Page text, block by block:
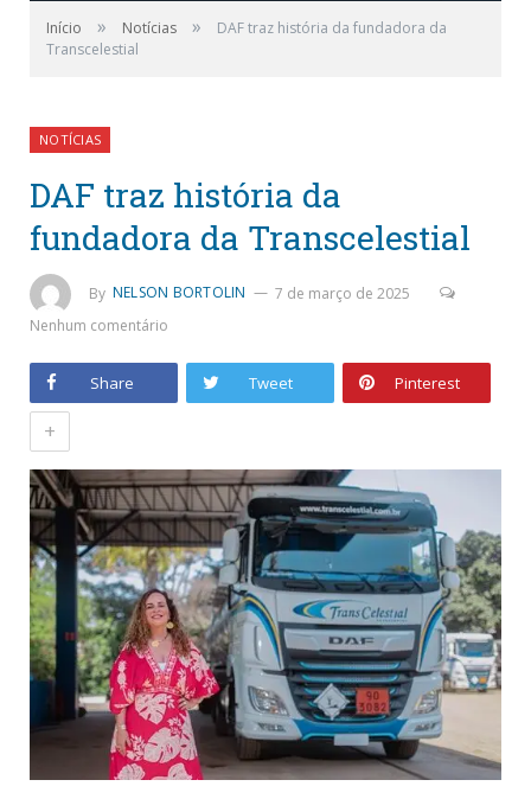
Início » Notícias »
DAF traz história da fundadora da
Transcelestial
NOTÍCIAS
DAF traz história da
fundadora da Transcelestial
By NELSON BORTOLIN
7 de março de 2025
Nenhum comentário
Share Tweet Pinterest
+